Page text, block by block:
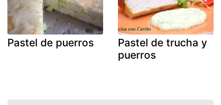
Pastel de puerros
Pastel de trucha y
puerros